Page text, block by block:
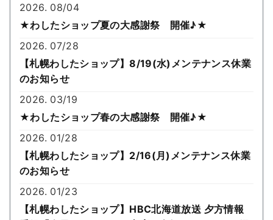
2026. 08/04
★わしたショップ夏の大感謝祭 開催♪★
2026. 07/28
【札幌わしたショップ】8/19(水)メンテナンス休業
のお知らせ
2026. 03/19
★わしたショップ春の大感謝祭 開催♪★
2026. 01/28
【札幌わしたショップ】2/16(月)メンテナンス休業
のお知らせ
2026. 01/23
【札幌わしたショップ】HBC北海道放送 夕方情報